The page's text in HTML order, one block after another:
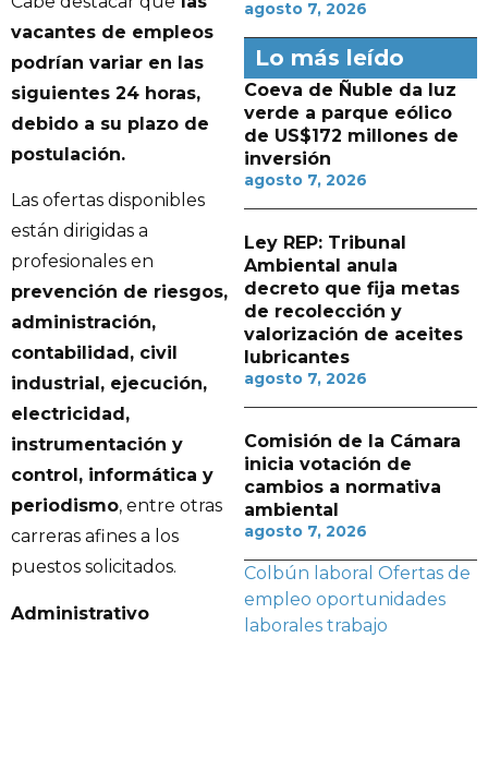
vacantes de empleos
podrían variar en las
siguientes 24 horas,
debido a su plazo de
postulación.
Las ofertas disponibles
están dirigidas a
profesionales en
prevención de riesgos,
administración,
contabilidad, civil
industrial, ejecución,
electricidad,
instrumentación y
control, informática y
periodismo, entre otras
carreras afines a los
puestos solicitados.
Administrativo
agosto 7, 2026
Lo más leído
Coeva de Ñuble da luz
verde a parque eólico
de US$172 millones de
inversión
agosto 7, 2026
Ley REP: Tribunal
Ambiental anula
decreto que fija metas
de recolección y
valorización de aceites
lubricantes
agosto 7, 2026
Comisión de la Cámara
inicia votación de
cambios a normativa
ambiental
agosto 7, 2026
Colbún laboral Ofertas de
empleo oportunidades
laborales trabajo